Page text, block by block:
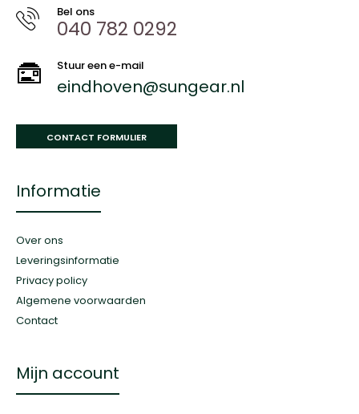
Bel ons
040 782 0292
Stuur een e-mail
eindhoven@sungear.nl
CONTACT FORMULIER
Informatie
Over ons
Leveringsinformatie
Privacy policy
Algemene voorwaarden
Contact
Mijn account